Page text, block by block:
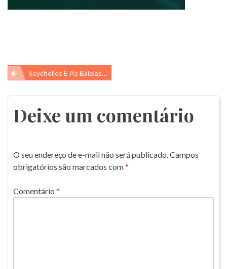
Navegação
de
Post
Seychelles E As Baleias-Azuis
Deixe um comentário
O seu endereço de e-mail não será publicado.Campos
obrigatórios são marcados com*
Comentário *